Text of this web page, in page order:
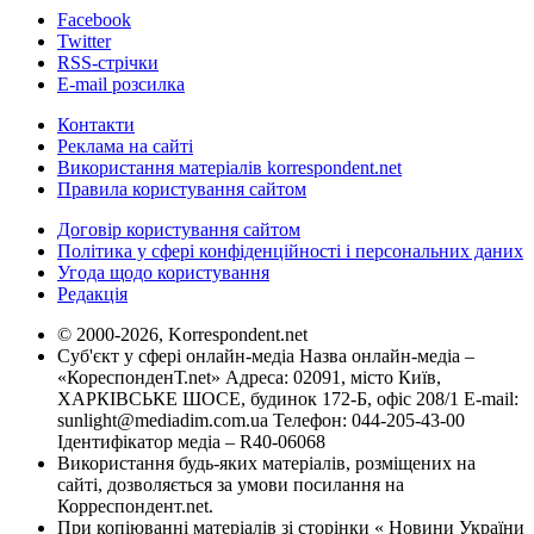
Facebook
Twitter
RSS-стрічки
E-mail розсилка
Контакти
Реклама на сайті
Використання матеріалів korrespondent.net
Правила користування сайтом
Договір користування сайтом
Політика у сфері конфіденційності і персональних даних
Угода щодо користування
Редакція
© 2000-2026, Korrespondent.net
Суб'єкт у сфері онлайн-медіа Назва онлайн-медіа –
«КореспонденТ.net» Адреса: 02091, місто Київ,
ХАРКІВСЬКЕ ШОСЕ, будинок 172-Б, офіс 208/1 E-mail:
sunlight@mediadim.com.ua Телефон: 044-205-43-00
Ідентифікатор медіа – R40-06068
Використання будь-яких матеріалів, розміщених на
сайті, дозволяється за умови посилання на
Корреспондент.net.
При копіюванні матеріалів зі сторінки « Новини України